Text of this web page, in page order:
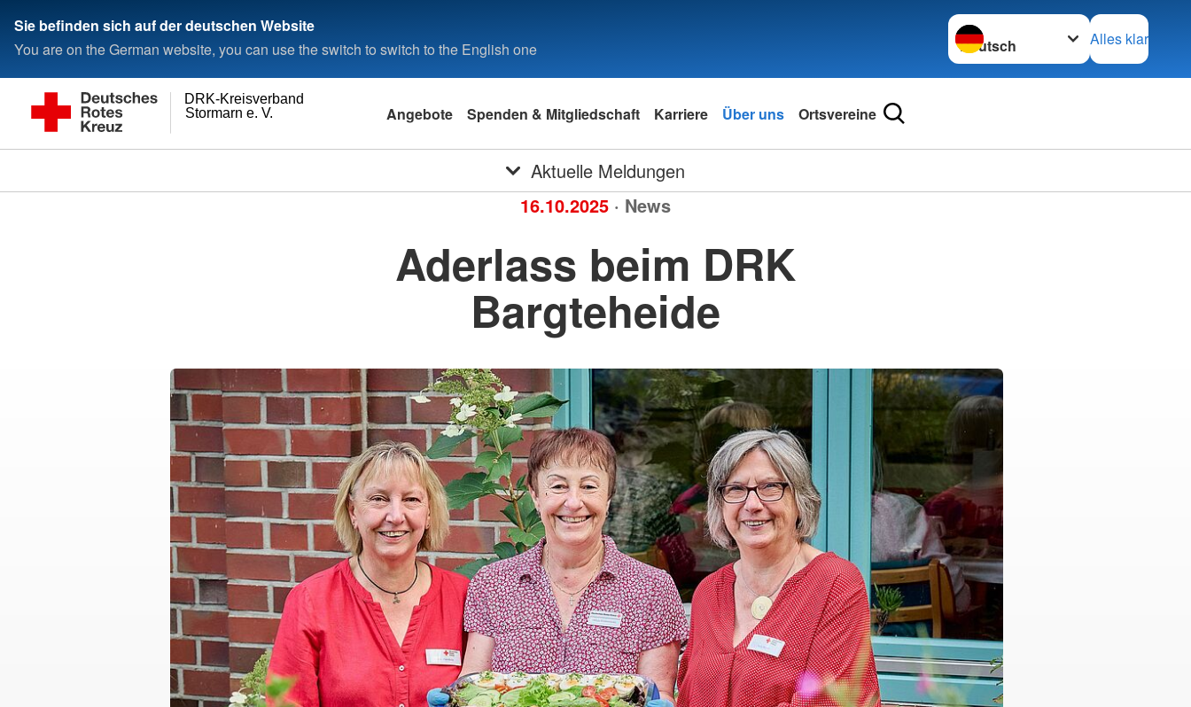
Sie befinden sich auf der deutschen Website
You are on the German website, you can use the switch to switch to the English one
Sprache wechseln zu
Alles klar
Stormarn e. V.
DRK-Kreisverband
Angebote Spenden & Mitgliedschaft Karriere Über uns Ortsvereine
Aktuelle Meldungen
16.10.2025 · News
Aderlass beim DRK
Bargteheide